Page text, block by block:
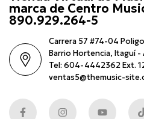
marca de Centro
890.929.264-5
Carrera 57 #74-04
Barrio Hortencia, Itaguí
Tel: 604-4442362 Ext.
ventas5@themusic-